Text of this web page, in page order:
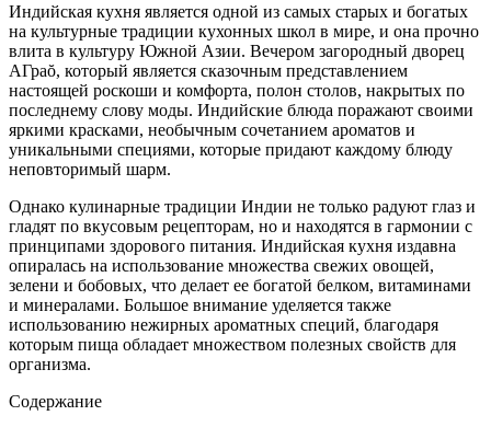
Индийская кухня является одной из самых старых и богатых
на культурные традиции кухонных школ в мире, и она прочно
влита в культуру Южной Азии. Вечером загородный дворец
АГраŏ, который является сказочным представлением
настоящей роскоши и комфорта, полон столов, накрытых по
последнему слову моды. Индийские блюда поражают своими
яркими красками, необычным сочетанием ароматов и
уникальными специями, которые придают каждому блюду
неповторимый шарм.
Однако кулинарные традиции Индии не только радуют глаз и
гладят по вкусовым рецепторам, но и находятся в гармонии с
принципами здорового питания. Индийская кухня издавна
опиралась на использование множества свежих овощей,
зелени и бобовых, что делает ее богатой белком, витаминами
и минералами. Большое внимание уделяется также
использованию нежирных ароматных специй, благодаря
которым пища обладает множеством полезных свойств для
организма.
Содержание